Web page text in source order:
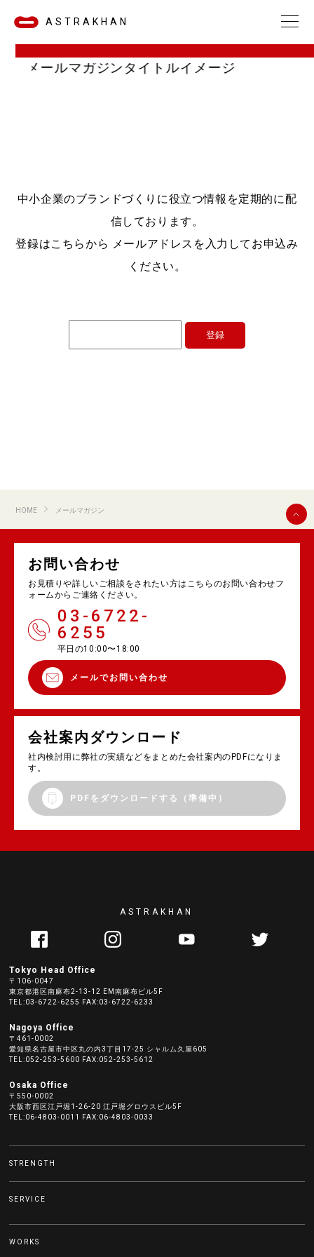
ASTRAKHAN
中小企業のブランドづくりに役立つ情報を定期的に配
信しております。
登録はこちらから メールアドレスを入力してお申込み
ください。
HOME メールマガジン
お問い合わせ
お見積りや詳しいご相談をされたい方はこちらのお問い合わせフ
ォームからご連絡ください。
03-6722-
6255
平日の10:00〜18:00
メールでお問い合わせ
会社案内ダウンロード
社内検討用に弊社の実績などをまとめた会社案内のPDFになりま
す。
PDFをダウンロードする（準備中）
ASTRAKHAN
Tokyo Head Office
〒106-0047
東京都港区南麻布2-13-12 EM南麻布ビル5F
TEL:03-6722-6255 FAX:03-6722-6233
Nagoya Office
〒461-0002
愛知県名古屋市中区丸の内3丁目17-25 シャルム久屋605
TEL:052-253-5600 FAX:052-253-5612
Osaka Office
〒550-0002
大阪市西区江戸堀1-26-20 江戸堀グロウスビル5F
TEL:06-4803-0011 FAX:06-4803-0033
STRENGTH
SERVICE
WORKS